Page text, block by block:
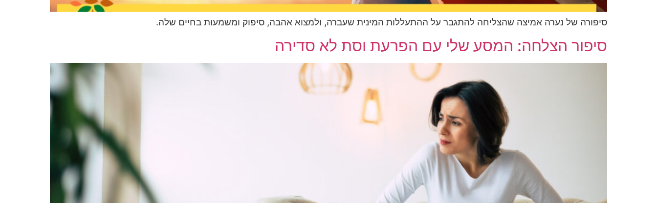
סיפורה של נערה אמיצה שהצליחה להתגבר על ההתעללות המינית שעברה, ולמצוא אהבה, סיפוק ומשמעות בחיים שלה.
סיפור הצלחה: המסע שלי עם הפרעת וסת לא סדירה